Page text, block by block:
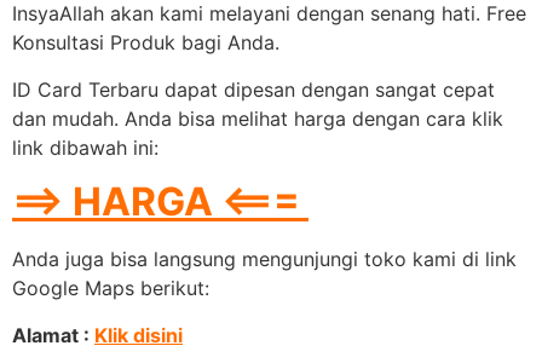
InsyaAllah akan kami melayani dengan senang hati. Free
Konsultasi Produk bagi Anda.
ID Card Terbaru dapat dipesan dengan sangat cepat
dan mudah. Anda bisa melihat harga dengan cara klik
link dibawah ini:
==> HARGA <===
Anda juga bisa langsung mengunjungi toko kami di link
Google Maps berikut:
Alamat : Klik disini